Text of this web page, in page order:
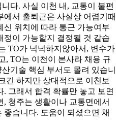
다. 사실 이천 내, 교통이 불편
에서 출퇴근은 사실상 어렵기때
신 위치에 따라 통근 가능여부
정이 가능할지 결정될 것 같습
TO가 넉넉하지않아서, 변수가
, TO는 이천이 본사라 채용 규
기술 핵심 부서도 몰려 있습니
긴 하지만 상대적으로 이천보
. 그래서 합격 확률만 놓고 보면
, 청주는 생활이나 교통면에서
좋습니다. 도움이 되셨으면 채